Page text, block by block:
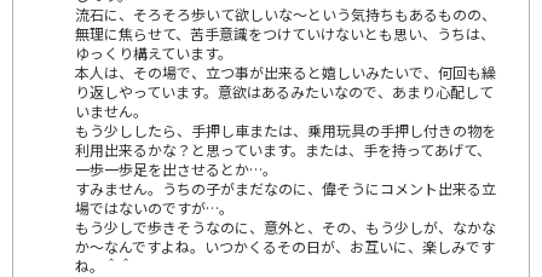
流石に、そろそろ歩いて欲しいな～という気持ちもあるものの、
無理に焦らせて、苦手意識をつけていけないとも思い、うちは、
ゆっくり構えています。
本人は、その場で、立つ事が出来ると嬉しいみたいで、何回も繰
り返しやっています。意欲はあるみたいなので、あまり心配して
いません。
もう少ししたら、手押し車または、乗用玩具の手押し付きの物を
利用出来るかな？と思っています。または、手を持ってあげて、
一歩一歩足を出させるとか…。
すみません。うちの子がまだなのに、偉そうにコメント出来る立
場ではないのですが…。
もう少しで歩きそうなのに、意外と、その、もう少しが、なかな
か～なんですよね。いつかくるその日が、お互いに、楽しみです
ね。＾＾